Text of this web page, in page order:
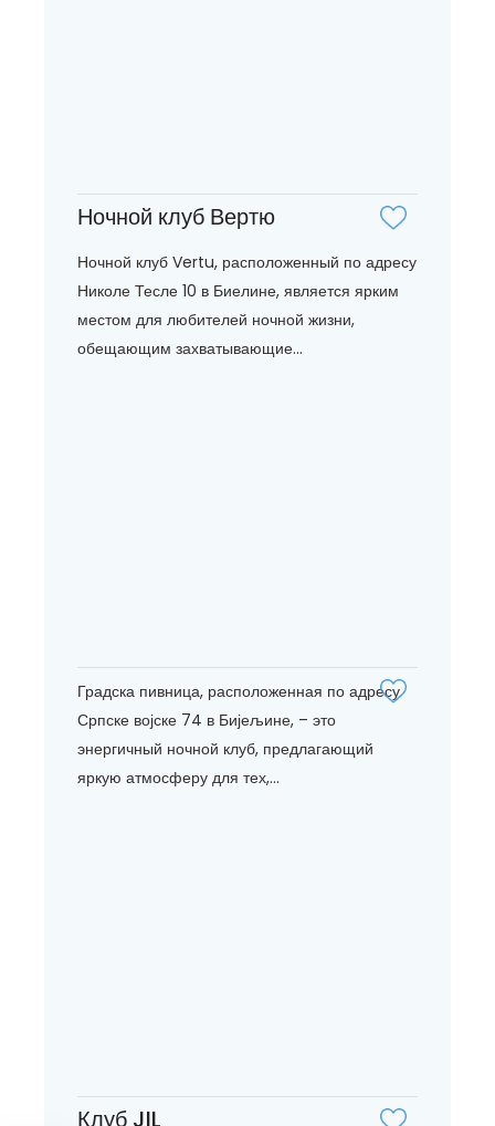
Ночной клуб Вертю
Ночной клуб Vertu, расположенный по адресу
Николе Тесле 10 в Биелине, является ярким
местом для любителей ночной жизни,
обещающим захватывающие...
Градска пивница, расположенная по адресу
Српске војске 74 в Бијељине, – это
энергичный ночной клуб, предлагающий
яркую атмосферу для тех,...
Клуб JIL